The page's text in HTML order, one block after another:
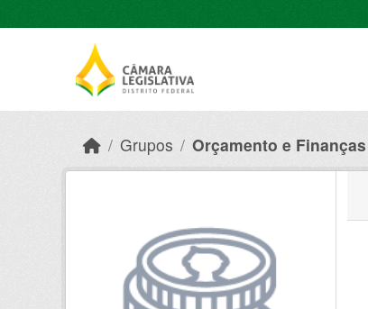
Grupos Orçamento e Finanças